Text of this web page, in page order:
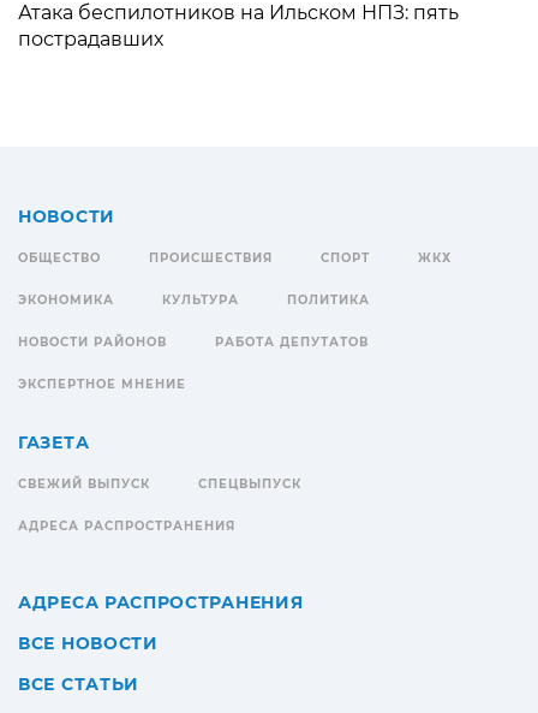
Атака беспилотников на Ильском НПЗ: пять
пострадавших
НОВОСТИ
ОБЩЕСТВО ПРОИСШЕСТВИЯ СПОРТ ЖКХ
ЭКОНОМИКА КУЛЬТУРА ПОЛИТИКА
НОВОСТИ РАЙОНОВ РАБОТА ДЕПУТАТОВ
ЭКСПЕРТНОЕ МНЕНИЕ
ГАЗЕТА
СВЕЖИЙ ВЫПУСК СПЕЦВЫПУСК
АДРЕСА РАСПРОСТРАНЕНИЯ
АДРЕСА РАСПРОСТРАНЕНИЯ
ВСЕ НОВОСТИ
ВСЕ СТАТЬИ